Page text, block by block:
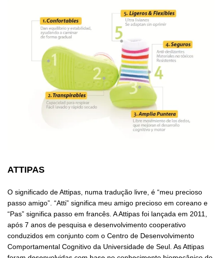
ATTIPAS
O significado de Attipas, numa tradução livre, é “meu precioso
passo amigo”. “Atti” significa meu amigo precioso em coreano e
“Pas” significa passo em francês. A Attipas foi lançada em 2011,
após 7 anos de pesquisa e desenvolvimento cooperativo
conduzidos em conjunto com o Centro de Desenvolvimento
Comportamental Cognitivo da Universidade de Seul. As Attipas